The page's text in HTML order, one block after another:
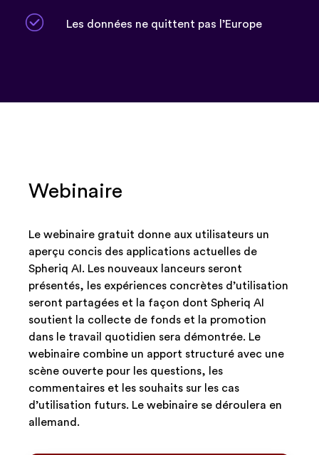
Les données ne quittent pas l’Europe
Webinaire
Le webinaire gratuit donne aux utilisateurs un
aperçu concis des applications actuelles de
Spheriq AI. Les nouveaux lanceurs seront
présentés, les expériences concrètes d’utilisation
seront partagées et la façon dont Spheriq AI
soutient la collecte de fonds et la promotion
dans le travail quotidien sera démontrée. Le
webinaire combine un apport structuré avec une
scène ouverte pour les questions, les
commentaires et les souhaits sur les cas
d’utilisation futurs. Le webinaire se déroulera en
allemand.